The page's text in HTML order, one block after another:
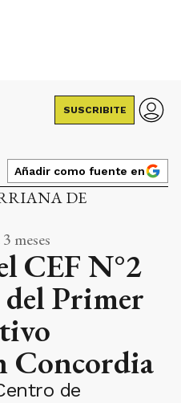
SUSCRIBITE
Añadir como fuente en
DE
meses
CEF N°2
Primer
Concordia
de